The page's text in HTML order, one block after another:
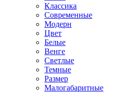
Классика
Современные
Модерн
Цвет
Белые
Венге
Светлые
Темные
Размер
Малогабаритные